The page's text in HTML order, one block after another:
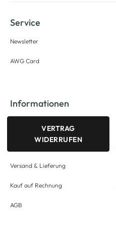
Service
Newsletter
AWG Card
Informationen
VERTRAG
WIDERRUFEN
Versand & Lieferung
Kauf auf Rechnung
AGB